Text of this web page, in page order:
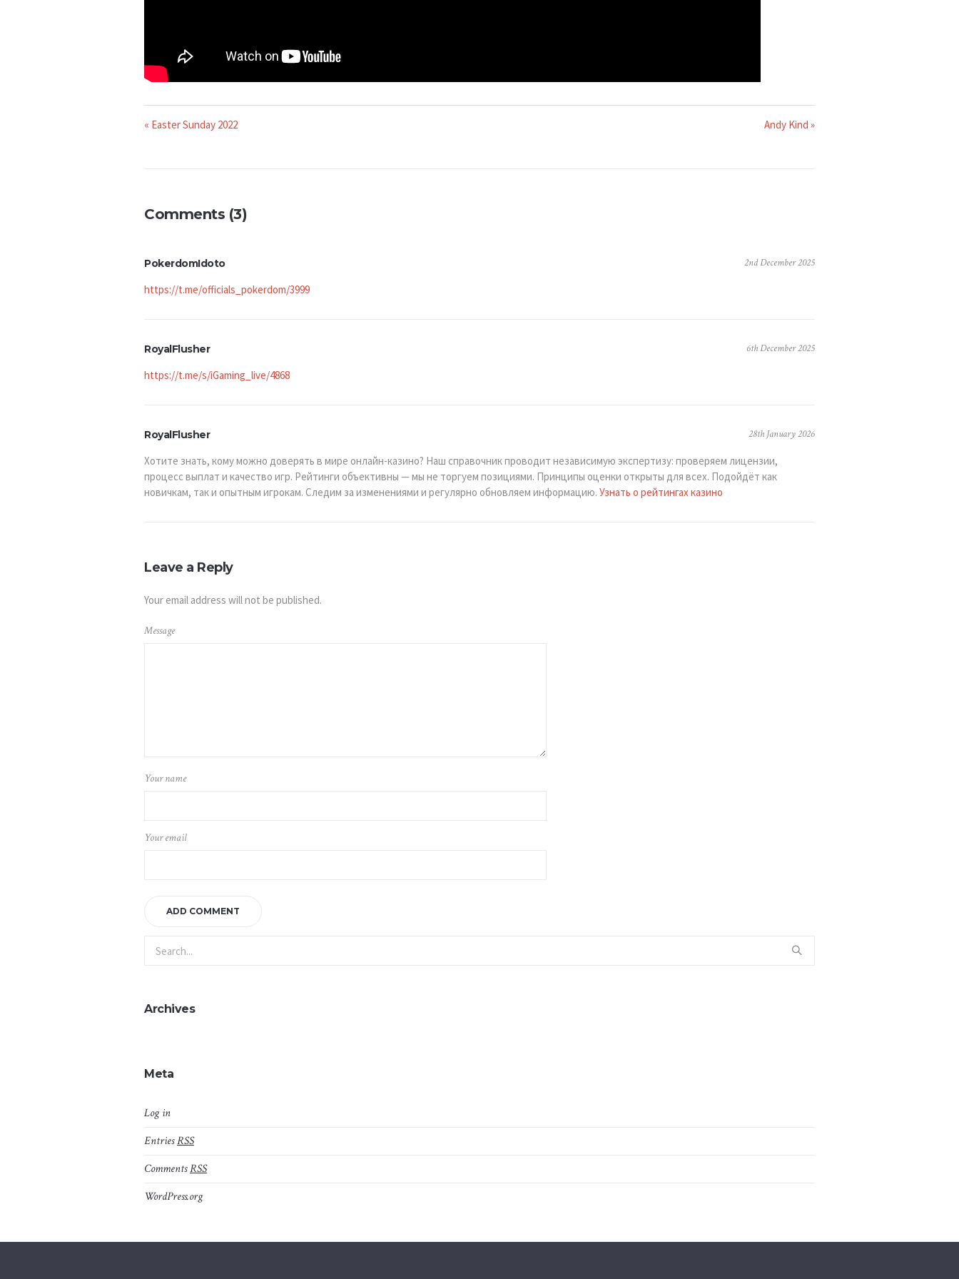
« Easter Sunday 2022 Andy Kind »
Comments (3)
PokerdomIdoto 2nd December 2025
https://t.me/officials_pokerdom/3999
RoyalFlusher 6th December 2025
https://t.me/s/iGaming_live/4868
RoyalFlusher 28th January 2026
Хотите знать, кому можно доверять в мире онлайн-казино? Наш справочник проводит независимую экспертизу: проверяем лицензии,
процесс выплат и качество игр. Рейтинги объективны — мы не торгуем позициями. Принципы оценки открыты для всех. Подойдёт как
новичкам, так и опытным игрокам. Следим за изменениями и регулярно обновляем информацию. Узнать о рейтингах казино
Leave a Reply
Your email address will not be published.
Message
Your name
Your email
Archives
Meta
Log in
EntriesRSS
CommentsRSS
WordPress.org